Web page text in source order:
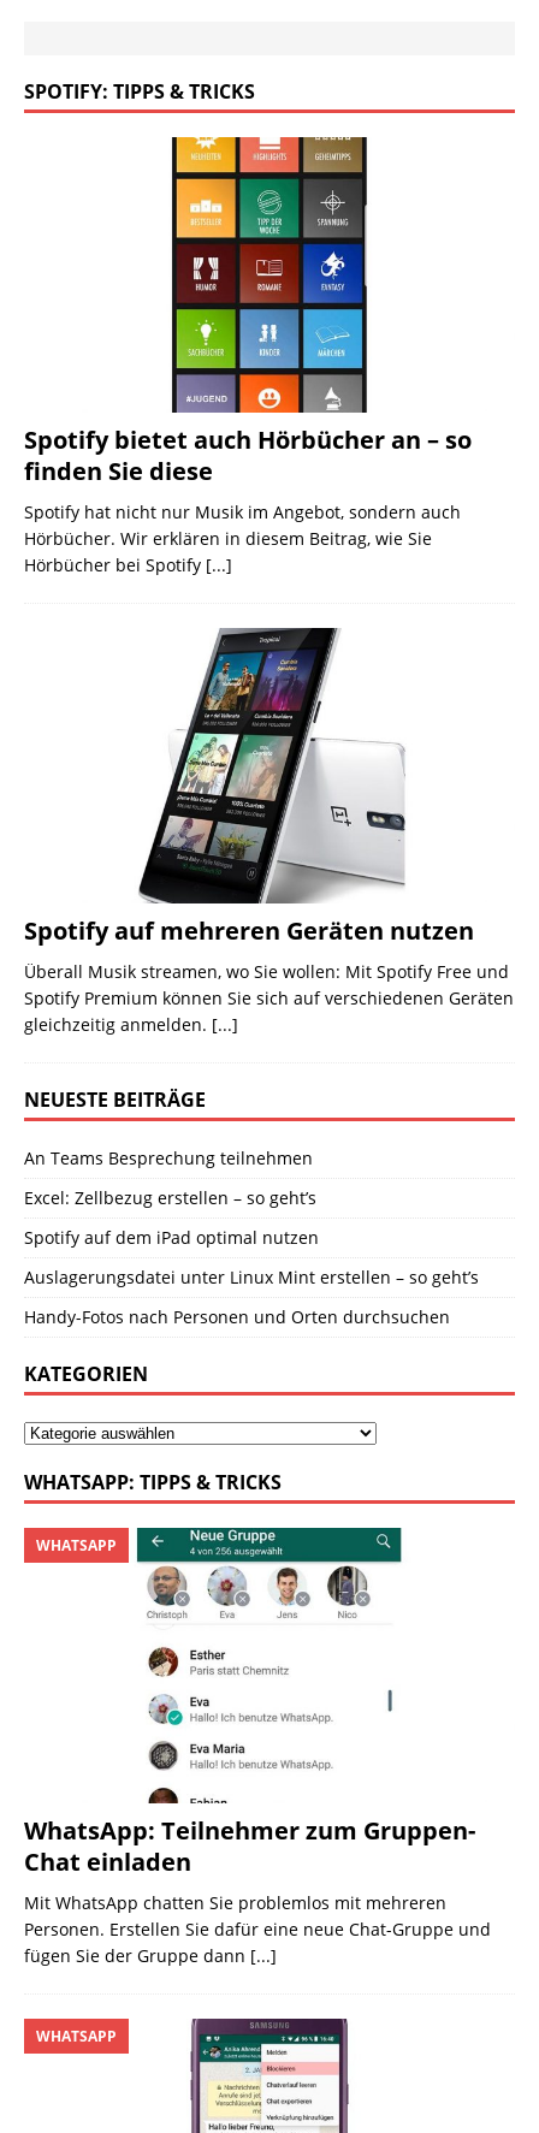
SPOTIFY: TIPPS & TRICKS
Spotify bietet auch Hörbücher an – so
finden Sie diese
Spotify hat nicht nur Musik im Angebot, sondern auch
Hörbücher. Wir erklären in diesem Beitrag, wie Sie
Hörbücher bei Spotify [...]
Spotify auf mehreren Geräten nutzen
Überall Musik streamen, wo Sie wollen: Mit Spotify Free und
Spotify Premium können Sie sich auf verschiedenen Geräten
gleichzeitig anmelden. [...]
NEUESTE BEITRÄGE
An Teams Besprechung teilnehmen
Excel: Zellbezug erstellen – so geht’s
Spotify auf dem iPad optimal nutzen
Auslagerungsdatei unter Linux Mint erstellen – so geht’s
Handy-Fotos nach Personen und Orten durchsuchen
KATEGORIEN
WHATSAPP: TIPPS & TRICKS
WhatsApp: Teilnehmer zum Gruppen-
Chat einladen
WHATSAPP
Mit WhatsApp chatten Sie problemlos mit mehreren
Personen. Erstellen Sie dafür eine neue Chat-Gruppe und
fügen Sie der Gruppe dann [...]
WHATSAPP